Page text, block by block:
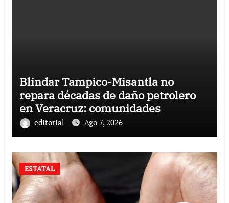
Blindar Tampico-Misantla no
repara décadas de daño petrolero
en Veracruz: comunidades
editorial Ago 7, 2026
ESTATAL